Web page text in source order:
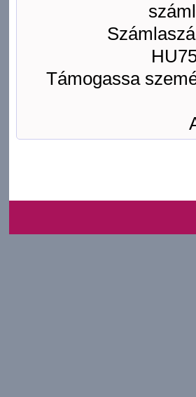
Támogassa